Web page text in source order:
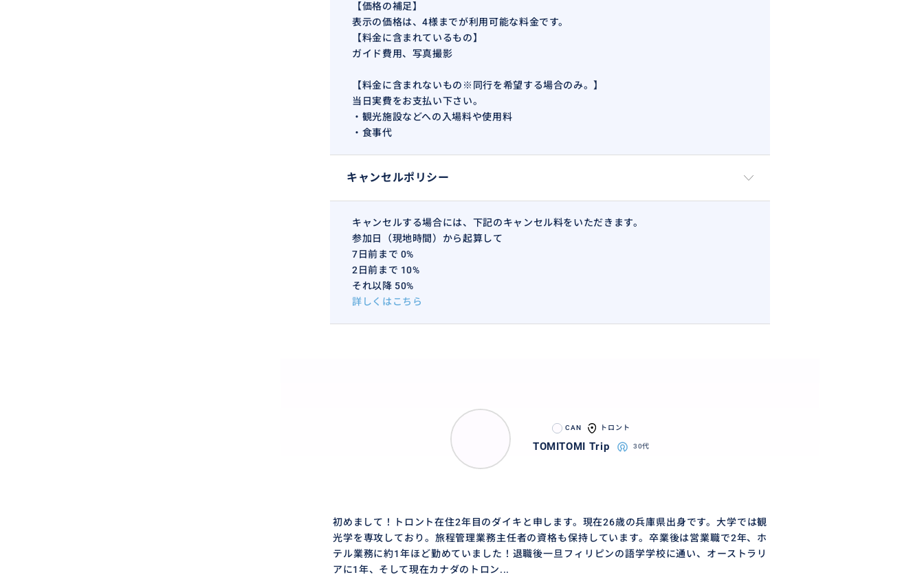
くださいませ。
・レストランなどの場合は、ご予算や、ご希望のレストランなど。
・当日行きたい場所
＊現地集合場所
集合場所：ホテルのロビーや、最寄駅、現地市内。
【価格の補足】
表示の価格は、4様までが利用可能な料金です。
【料金に含まれているもの】
ガイド費用、写真撮影
【料金に含まれないもの※同行を希望する場合のみ。】
当日実費をお支払い下さい。
・観光施設などへの入場料や使用料
・食事代
キャンセルポリシー
キャンセルする場合には、下記のキャンセル料をいただきます。
参加日（現地時間）から起算して
7日前まで 0%
2日前まで 10%
それ以降 50%
詳しくはこちら
CAN トロント
TOMITOMI Trip 30代
初めまして！トロント在住2年目のダイキと申します。現在26歳の兵庫県出身です。大学では観
光学を専攻しており。旅程管理業務主任者の資格も保持しています。卒業後は営業職で2年、ホ
テル業務に約1年ほど勤めていました！退職後一旦フィリピンの語学学校に通い、オーストラリ
アに1年、そして現在カナダのトロン...